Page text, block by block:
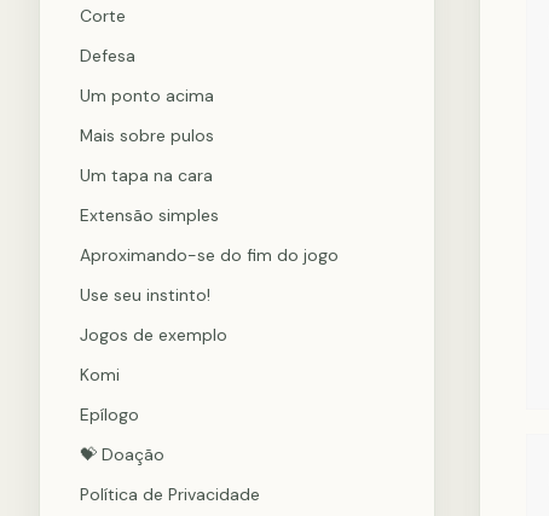
Corte
Defesa
Um ponto acima
Mais sobre pulos
Um tapa na cara
Extensão simples
Aproximando-se do fim do jogo
Use seu instinto!
Jogos de exemplo
Komi
Epílogo
💝 Doação
Política de Privacidade